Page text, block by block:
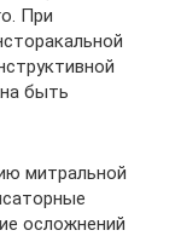
При
быть
митральной
осложнений